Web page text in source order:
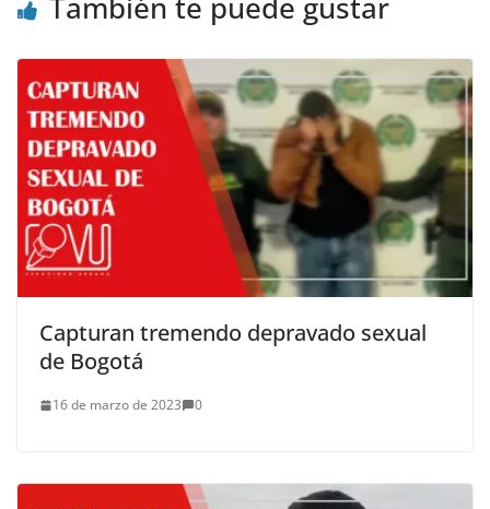
Capturan tremendo depravado sexual
de Bogotá
16 de marzo de 2023 0